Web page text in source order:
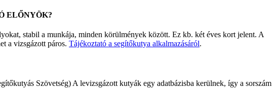
ELŐNYÖK?
stabil a munkája, minden körülmények között. Ez kb. két éves kort jelent. A
a vizsgázott páros. Tájékoztató a segítőkutya alkalmazásáról.
Szövetség) A levizsgázott kutyák egy adatbázisba kerülnek, így a sorszám